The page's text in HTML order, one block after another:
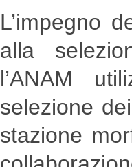
L’impegno
alla
l’ANAM
selezione
stazione